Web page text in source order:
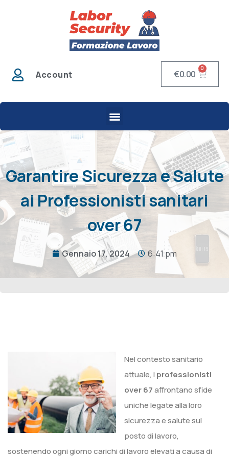
Account €0.00
0
Garantire Sicurezza e Salute
ai Professionisti sanitari
over 67
Gennaio 17, 2024 6:41 pm
Nel contesto sanitario
attuale, i professionisti
over 67affrontano sfide
uniche legate alla loro
sicurezza e salute sul
posto di lavoro,
sostenendo ogni giorno carichi di lavoro elevati a causa di